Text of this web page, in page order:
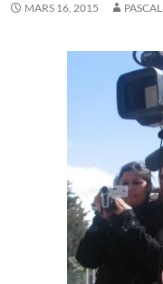
MARS 16, 2015 PASCAL